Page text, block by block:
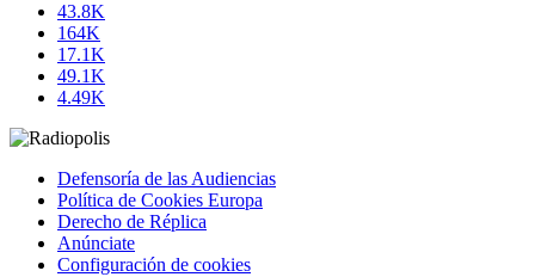
43.8K
164K
17.1K
49.1K
4.49K
Defensoría de las Audiencias
Política de Cookies Europa
Derecho de Réplica
Anúnciate
Configuración de cookies